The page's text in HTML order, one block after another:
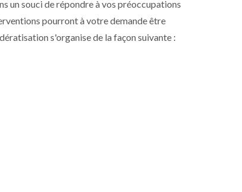
un souci de répondre à vos préoccupations
pourront à votre demande être
s'organise de la façon suivante :